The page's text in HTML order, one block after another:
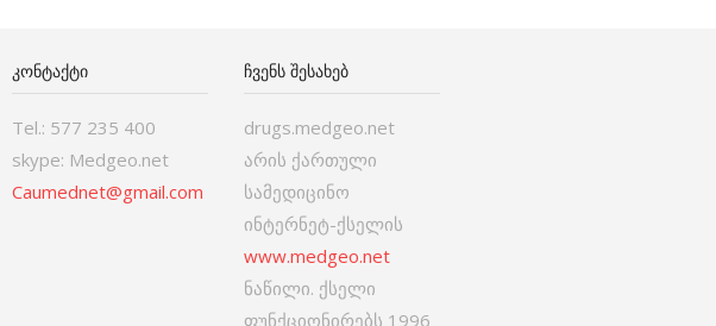
ᲙᲝᲜᲢᲐᲥᲢᲘ
Tel.: 577 235 400
skype: Medgeo.net
Caumednet@gmail.com
ᲩᲕᲔᲜᲡ ᲨᲔᲡᲐᲮᲔᲑ
drugs.medgeo.net
არის ქართული
სამედიცინო
ინტერნეტ-ქსელის
www.medgeo.net
ნაწილი. ქსელი
ფუნქციონირებს 1996